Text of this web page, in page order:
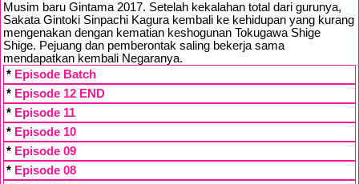
Musim baru Gintama 2017. Setelah kekalahan total dari gurunya,
Sakata Gintoki Sinpachi Kagura kembali ke kehidupan yang kurang
mengenakan dengan kematian keshogunan Tokugawa Shige
Shige. Pejuang dan pemberontak saling bekerja sama
mendapatkan kembali Negaranya.
* Episode Batch
* Episode 12 END
* Episode 11
* Episode 10
* Episode 09
* Episode 08